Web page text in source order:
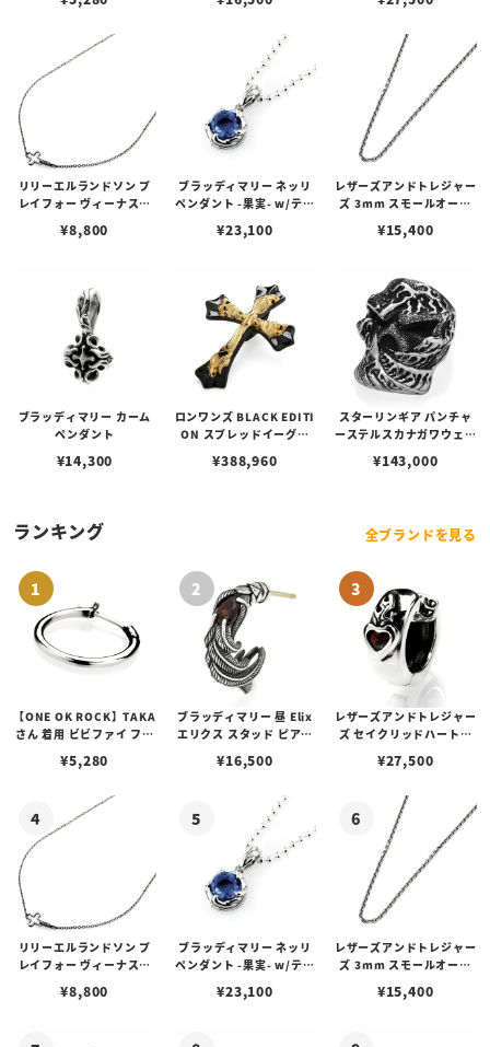
リリーエルランドソン プ
レイフォー ヴィーナスチ
¥8,800
ブラッディマリー ネッリ
ペンダント -果実- w/ティ
¥23,100
レザーズアンドトレジャー
ズ 3mm スモールオーバ
ブスタークラスプ＆LTロ
¥15,400
ブラッディマリー カーム
ペンダント
¥14,300
ロンワンズ BLACK EDITI
ON スプレッドイーグル
コーティング w/ K18イエ
¥388,960
スターリンギア パンチャ
ーステルスカナガワウェー
¥143,000
ランキング 全ブランドを見る
【ONE OK ROCK】TAKA
さん 着用 ビビファイ フー
¥5,280
ブラッディマリー 昼 Elix
エリクス スタッド ピアス
¥16,500
レザーズアンドトレジャー
ズ セイクリッドハートピ
¥27,500
リリーエルランドソン プ
レイフォー ヴィーナスチ
¥8,800
ブラッディマリー ネッリ
ペンダント -果実- w/ティ
¥23,100
レザーズアンドトレジャー
ズ 3mm スモールオーバ
ブスタークラスプ＆LTロ
¥15,400